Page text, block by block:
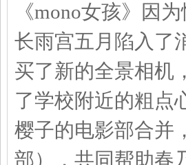
《mono女孩》因
长雨宫五月陷入了
买了新的全景相机
了学校附近的粗点
樱子的电影部合并
部），共同帮助